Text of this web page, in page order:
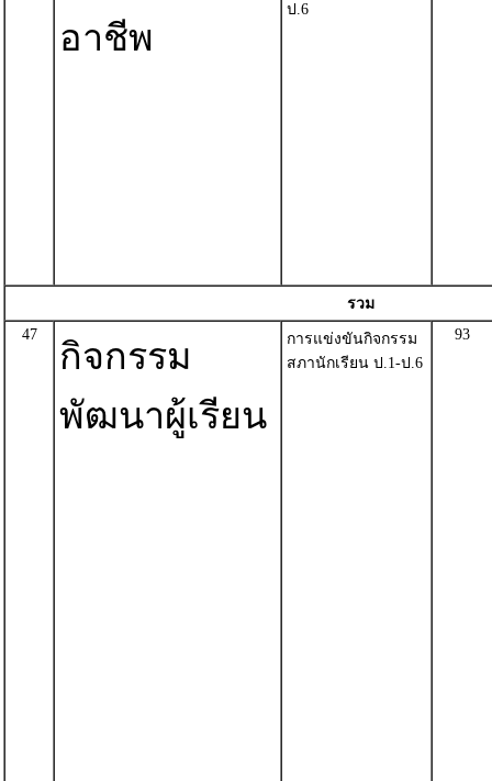
อาชีพ
ป.6
รวม
47
กิจกรรม
พัฒนาผู้เรียน
การแข่งขันกิจกรรม
สภานักเรียน ป.1-ป.6
93